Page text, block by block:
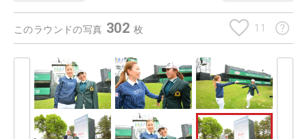
このラウンドの写真 302 枚 11